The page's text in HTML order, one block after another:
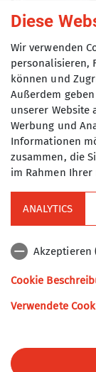
Eine Safari
dann auch
Abenteuer 1:
FAZIT: Super
eingefahren
warmen sitzt,
2 Gipfel
Diese
Wir verwenden
personalisieren,
können und
Außerdem
unserer Website
Werbung und
Informationen
zusammen, die
im Rahmen
ANALYTICS
Akzeptieren
Cookie
Verwendete